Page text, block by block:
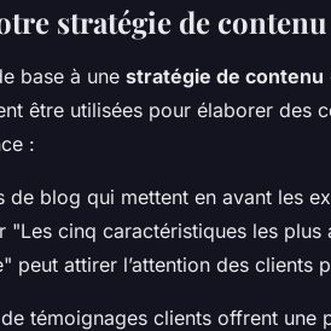
stratégie de contenu
base à une stratégie de contenu
être utilisées pour élaborer des
:
de blog qui mettent en avant les
cinq caractéristiques les plus
peut attirer l’attention des clients
témoignages clients offrent une